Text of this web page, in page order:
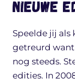
Nieuwe
Speelde jij als
getreurd want
nog steeds.
edities. In